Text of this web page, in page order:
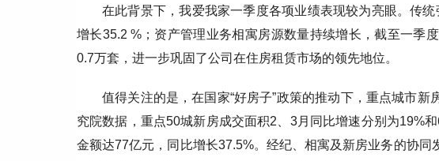
在此背景下，我爱我家一季度各项业绩表现较为亮眼。传
增长35.2 %；资产管理业务相寓房源数量持续增长，截至一季
0.7万套，进一步巩固了公司在住房租赁市场的领先地位。
值得关注的是，在国家“好房子”政策的推动下，重点城市
究院数据，重点50城新房成交面积2、3月同比增速分别为19%
金额达77亿元，同比增长37.5%。经纪、相寓及新房业务的协